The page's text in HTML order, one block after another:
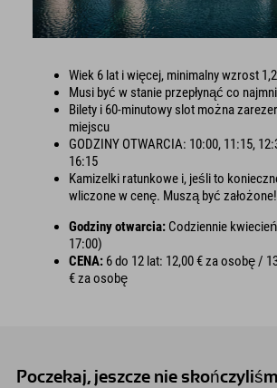
Wiek 6 lat i więcej, minimalny wzrost
Musi być w stanie przepłynąć co
Bilety i 60-minutowy slot można
miejscu
GODZINY OTWARCIA: 10:00, 11:15,
16:15
Kamizelki ratunkowe i, jeśli to
wliczone w cenę. Muszą być założone!
Godziny otwarcia: Codziennie
17:00)
CENA: 6 do 12 lat: 12,00 € za osobę /
€ za osobę
Poczekaj, jeszcze nie